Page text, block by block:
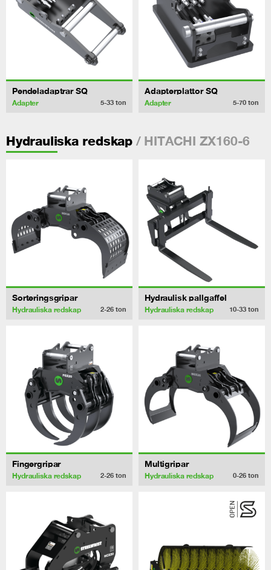
Pendeladaptrar SQ
Adapter 5-33 ton
Adapterplattor SQ
Adapter 5-70 ton
Hydrauliska redskap/ HITACHI ZX160-6
Sorteringsgripar
Hydrauliska redskap 2-26 ton
Hydraulisk pallgaffel
Hydrauliska redskap 10-33 ton
Fingergripar
Hydrauliska redskap 2-26 ton
Multigripar
Hydrauliska redskap 0-26 ton